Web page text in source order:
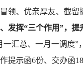
领、优亲厚友、截留
发挥“三个作用”，提
一汇总、一月一调度”
提示函6份、交办函